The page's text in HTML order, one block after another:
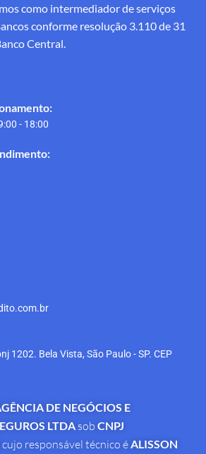
como intermediador de serviços
conforme resolução 3.110 de 31
Central.
- 18:00
1202. Bela Vista, São Paulo - SP. CEP
DE NEGÓCIOS E
LTDA sob CNPJ
cujo responsável técnico é ALISSON